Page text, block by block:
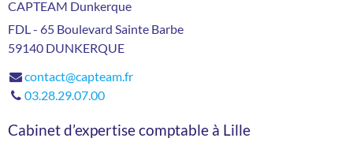
CAPTEAM Dunkerque
FDL - 65 Boulevard Sainte Barbe
59140 DUNKERQUE
contact@capteam.fr
03.28.29.07.00
Cabinet d’expertise comptable à Lille